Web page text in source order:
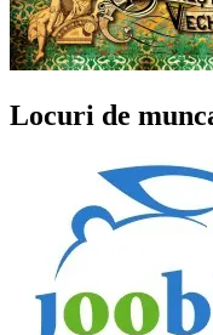
Locuri de